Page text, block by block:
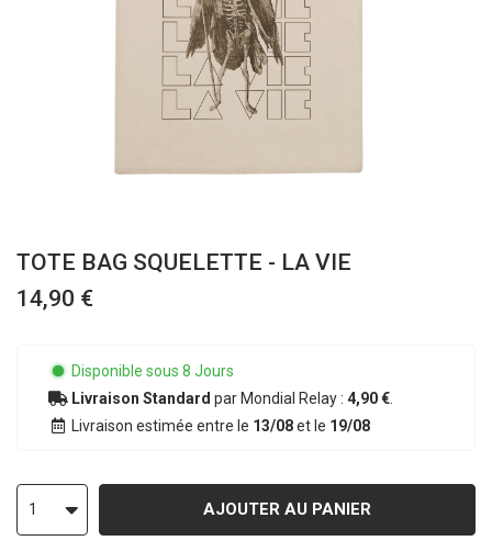
TOTE BAG SQUELETTE - LA VIE
14,90 €
Disponible sous 8 Jours
Livraison Standard par Mondial Relay : 4,90 €
Livraison estimée entre le 13/08et le 19/08
1 AJOUTER AU PANIER